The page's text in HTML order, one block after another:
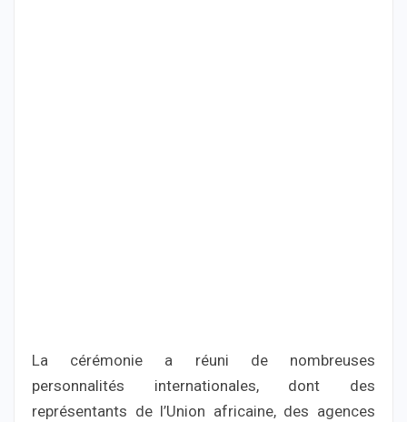
La cérémonie a réuni de nombreuses
personnalités internationales, dont des
représentants de l’Union africaine, des agences